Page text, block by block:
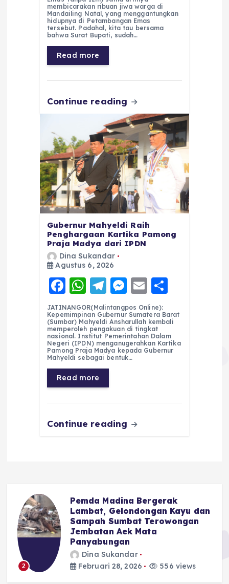
e
b
o
o
k
ts
A
p
p
g
r
a
m
e
n
l
re
membicarakan ribuan jiwa warga di
Mandailing Natal, yang menggantungkan
hidupnya di Petambangan Emas
tersebut. Padahal, kita tau bersama
bahwa Surat Bupati, sudah…
Read more
Continue reading
Gubernur Mahyeldi Raih
Penghargaan Kartika Pamong
Praja Madya dari IPDN
Dina Sukandar
Agustus 6, 2026
F
a
c
e
b
o
o
k
W
h
a
ts
A
p
p
T
el
e
g
r
a
m
M
e
ss
e
n
E
m
ai
l
a
re
JATINANGOR(Malintangpos Online):
Kepemimpinan Gubernur Sumatera Barat
(Sumbar) Mahyeldi Ansharullah kembali
memperoleh pengakuan di tingkat
nasional. Institut Pemerintahan Dalam
Negeri (IPDN) menganugerahkan Kartika
Pamong Praja Madya kepada Gubernur
Mahyeldi sebagai bentuk…
Read more
Continue reading
2
Pemda Madina Bergerak
Lambat, Gelondongan Kayu dan
Sampah Sumbat Terowongan
Jembatan Aek Mata
Panyabungan
Dina Sukandar
Februari 28, 2026
556 views